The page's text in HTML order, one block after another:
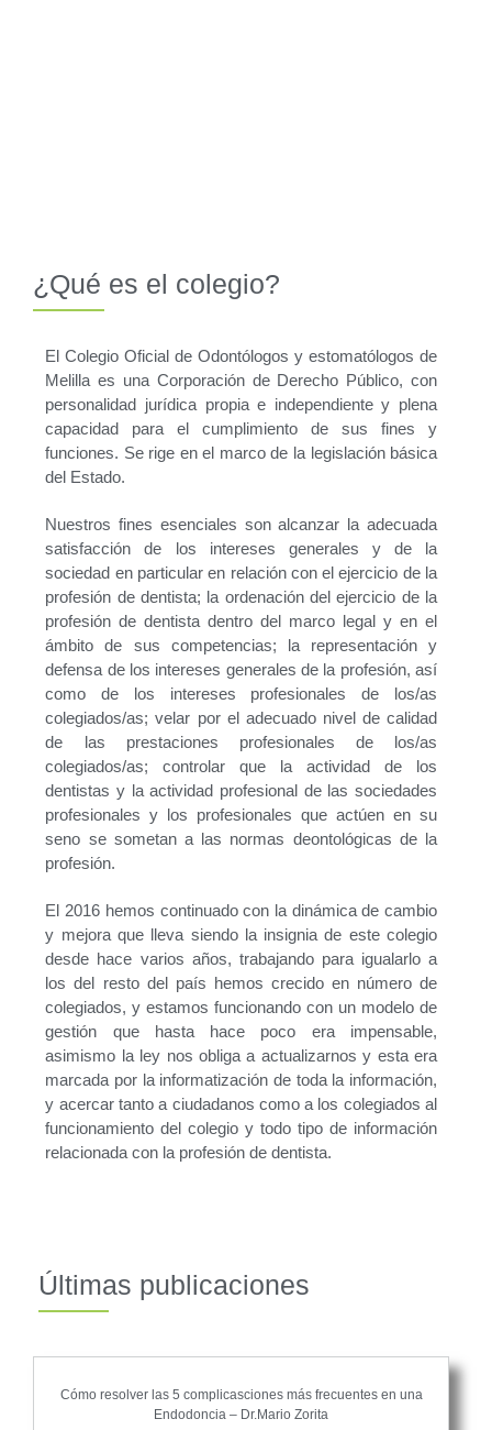
¿Qué es el colegio?
El Colegio Oficial de Odontólogos y estomatólogos de
Melilla es una Corporación de Derecho Público, con
personalidad jurídica propia e independiente y plena
capacidad para el cumplimiento de sus fines y
funciones. Se rige en el marco de la legislación básica
del Estado.
Nuestros fines esenciales son alcanzar la adecuada
satisfacción de los intereses generales y de la
sociedad en particular en relación con el ejercicio de la
profesión de dentista; la ordenación del ejercicio de la
profesión de dentista dentro del marco legal y en el
ámbito de sus competencias; la representación y
defensa de los intereses generales de la profesión, así
como de los intereses profesionales de los/as
colegiados/as; velar por el adecuado nivel de calidad
de las prestaciones profesionales de los/as
colegiados/as; controlar que la actividad de los
dentistas y la actividad profesional de las sociedades
profesionales y los profesionales que actúen en su
seno se sometan a las normas deontológicas de la
profesión.
El 2016 hemos continuado con la dinámica de cambio
y mejora que lleva siendo la insignia de este colegio
desde hace varios años, trabajando para igualarlo a
los del resto del país hemos crecido en número de
colegiados, y estamos funcionando con un modelo de
gestión que hasta hace poco era impensable,
asimismo la ley nos obliga a actualizarnos y esta era
marcada por la informatización de toda la información,
y acercar tanto a ciudadanos como a los colegiados al
funcionamiento del colegio y todo tipo de información
relacionada con la profesión de dentista.
Últimas publicaciones
Cómo resolver las 5 complicasciones más frecuentes en una
Endodoncia – Dr.Mario Zorita